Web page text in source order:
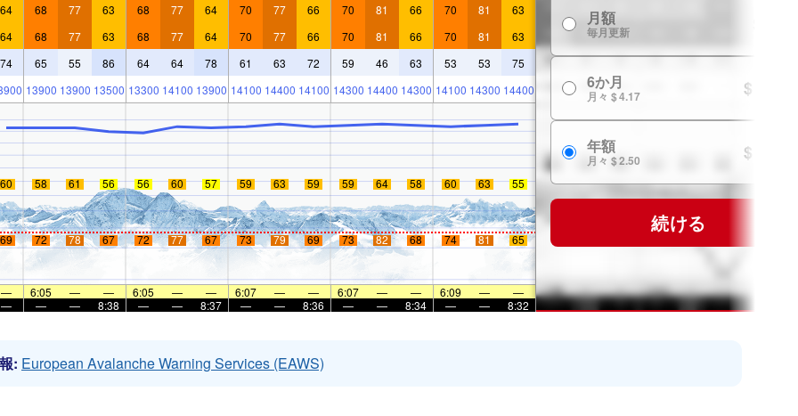
64 68 77 63 68 77 64 70 77 66 70 81 66 70 81
63
64
68 77 63 68 77 64 70 77 66 70 81 66 70 81
63
74
65 55 86 64 64 78 61 63 72 59 46 63 53 53
75
13900 13900 13500 13300 14100 13900 14100 14400 14100 14300 14400 14300 14100 14300 14400
60 58 61 56 56 60 57 59 63 59 59 64 58 60 63 55
69 72 78 67 72 77 67 73 79 69 73 82 68 74 81 65
— 6:05 — — 6:05 — — 6:07 — — 6:07 — — 6:09 —
—
—
— — 8:38 — — 8:37 — — 8:36 — — 8:34 — — 8:32
月額
毎月更新
6か月
月々 $ 4.17 $ 24.99
年額
月々 $ 2.50 $ 29.99
続ける
: European Avalanche Warning Services (EAWS)